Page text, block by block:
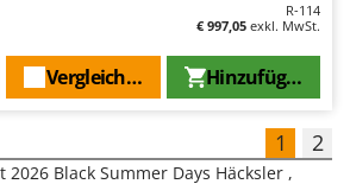
R-114
€ 997,05 exkl. MwSt.
Hinzufügen
Vergleichen Sie
1 2
Black Summer Days Häcksler ,